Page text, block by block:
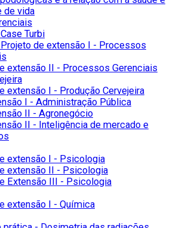
de vida
Turbi
de extensão I - Processos
extensão II - Processos Gerenciais
extensão I - Produção Cervejeira
I - Administração Pública
II - Agronegócio
II - Inteligência de mercado e
extensão I - Psicologia
extensão II - Psicologia
Extensão III - Psicologia
extensão I - Química